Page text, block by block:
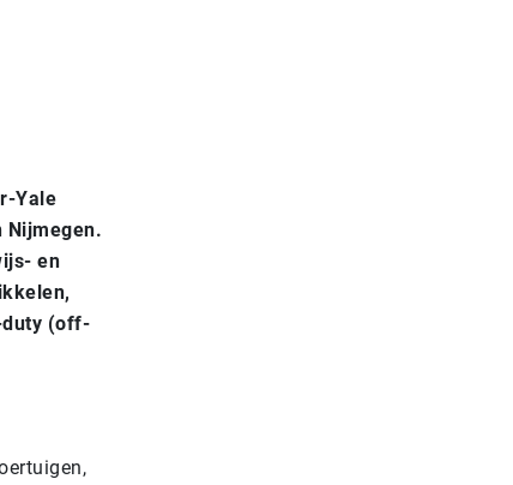
Yale
Nijmegen.
en
duty (off-